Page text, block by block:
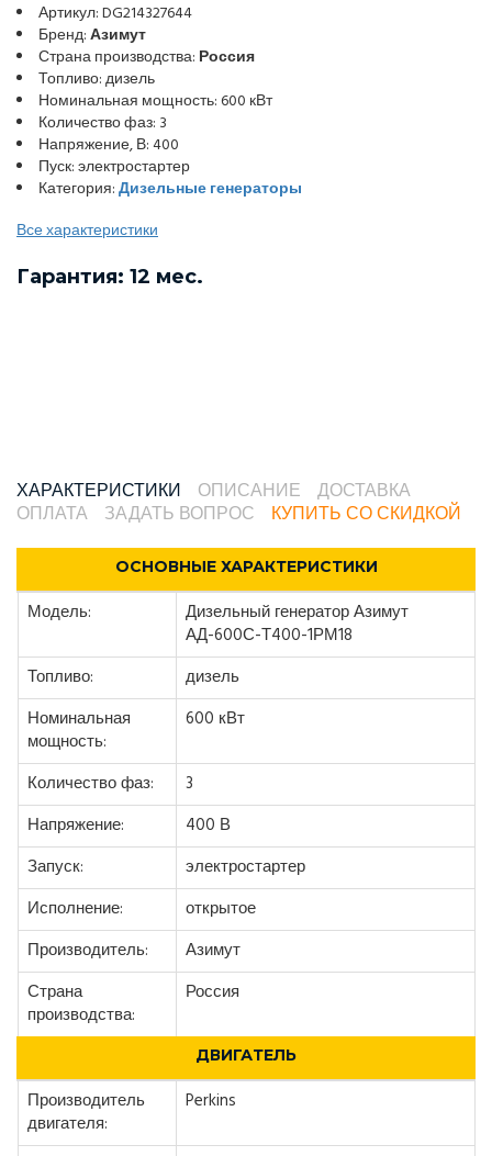
Артикул: DG214327644
Бренд:Азимут
Страна производства: Россия
Топливо: дизель
Номинальная мощность: 600 кВт
Количество фаз: 3
Напряжение, В: 400
Пуск: электростартер
Категория:Дизельные генераторы
Все характеристики
Гарантия: 12 мес.
ХАРАКТЕРИСТИКИ ОПИСАНИЕ
ДОСТАВКА
ОПЛАТА
ЗАДАТЬ ВОПРОС КУПИТЬ СО СКИДКОЙ
ОСНОВНЫЕ ХАРАКТЕРИСТИКИ
Модель:
Дизельный генератор Азимут
АД-600С-Т400-1РМ18
Топливо:
дизель
Номинальная
мощность:
600 кВт
Количество фаз:
3
Напряжение:
400 В
Запуск:
электростартер
Исполнение:
открытое
Производитель:
Азимут
Страна
производства:
Россия
ДВИГАТЕЛЬ
Производитель
двигателя:
Perkins